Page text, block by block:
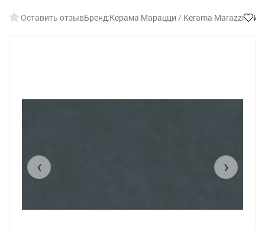
Оставить отзывБренд:Керама Марацци / Kerama Marazzi
‹ ›